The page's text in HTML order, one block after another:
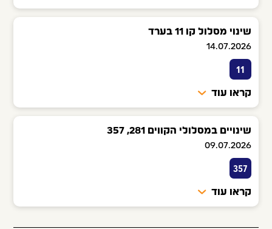
שינוי מסלול קו 11 בערד
14.07.2026
11
קראו עוד
שינויים במסלולי הקווים 281, 357
09.07.2026
357
קראו עוד